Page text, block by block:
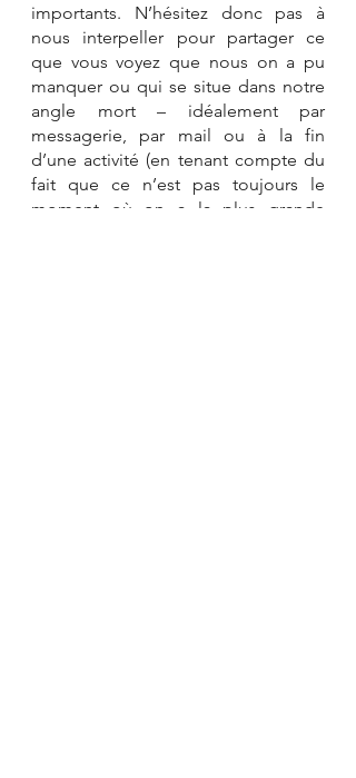
importants. N’hésitez donc pas à
nous interpeller pour partager ce
que vous voyez que nous on a pu
manquer ou qui se situe dans notre
angle mort – idéalement par
messagerie, par mail ou à la fin
d’une activité (en tenant compte du
fait que ce n’est pas toujours le
moment où on a la plus grande